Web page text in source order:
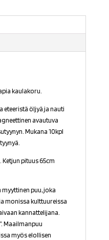
kaulakoru.
eteeristä öljyä ja nauti
avautuva
Mukana 10kpl
pituus 65cm
puu, joka
monissa kulttuureissa
kannattelijana.
Maailmanpuu
myös elollisen